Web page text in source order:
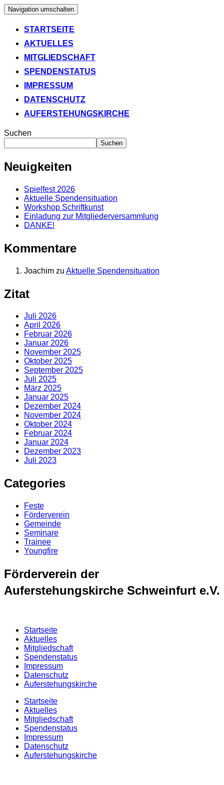
Navigation umschalten
STARTSEITE
AKTUELLES
MITGLIEDSCHAFT
SPENDENSTATUS
IMPRESSUM
DATENSCHUTZ
AUFERSTEHUNGSKIRCHE
Suchen
Suchen
Neuigkeiten
Spielfest 2026
Aktuelle Spendensituation
Workshop Schriftkunst
Einladung zur Mitgliederversammlung
DANKE!
Kommentare
Joachim zu Aktuelle Spendensituation
Zitat
Juli 2026
April 2026
Februar 2026
Januar 2026
November 2025
Oktober 2025
September 2025
Juli 2025
März 2025
Januar 2025
Dezember 2024
November 2024
Oktober 2024
Februar 2024
Januar 2024
Dezember 2023
Juli 2023
Categories
Feste
Förderverein
Gemeinde
Seminare
Trainee
Youngfire
Förderverein der
Auferstehungskirche Schweinfurt e.V.
Startseite
Aktuelles
Mitgliedschaft
Spendenstatus
Impressum
Datenschutz
Auferstehungskirche
Startseite
Aktuelles
Mitgliedschaft
Spendenstatus
Impressum
Datenschutz
Auferstehungskirche